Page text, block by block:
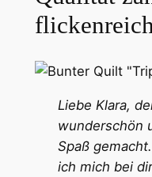
Liebe Klara,
wunderschön
Spaß
ich mich bei